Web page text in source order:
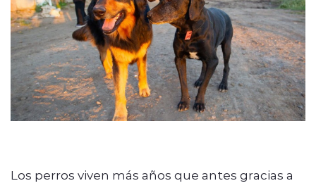
modo claro
Los perros viven más años que antes gracias a